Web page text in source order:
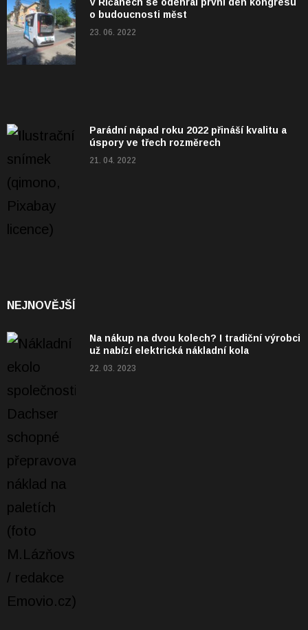
o budoucnosti měst
23. 06. 2022
Parádní nápad roku 2022 přináší kvalitu a
úspory ve třech rozměrech
21. 04. 2022
NEJNOVĚJŠÍ
Na nákup na dvou kolech? I tradiční výrobci
už nabízí elektrická nákladní kola
22. 03. 2023